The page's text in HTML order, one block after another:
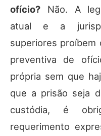
ofício? Não. A
atual e a
superiores proíbem
preventiva de
própria sem que
que a prisão seja
custódia, é
requerimento